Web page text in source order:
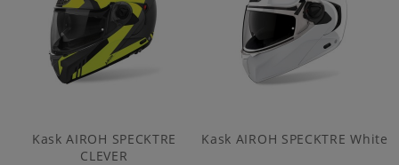
Kask AIROH SPECKTRE
CLEVER
Kask AIROH SPECKTRE White